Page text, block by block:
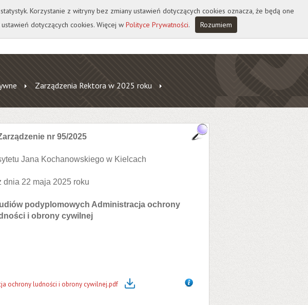
A A A
Zarządzenia Rektora w 2025 roku
nr 95/2025
Jana Kochanowskiego w Kielcach
dnia 22 maja 2025 roku
podyplomowych Administracja ochrony
i obrony cywilnej
ochrony ludności i obrony cywilnej.pdf
Korzystanie z witryny bez zmiany ustawień dotyczących cookies oznacza, że będą one
dotyczących cookies. Więcej w Polityce Prywatności. Rozumiem